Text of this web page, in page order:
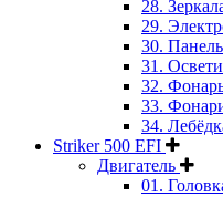
28.
29.
30.
31.
32.
33.
34.
Striker 500 EFI
Двигатель
01.